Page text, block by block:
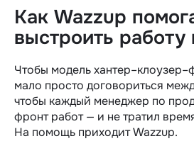
Как Wazzup
выстроить
Чтобы модель
мало просто договориться
чтобы каждый менеджер по
фронт работ — и не тратил
На помощь приходит Wazzup.